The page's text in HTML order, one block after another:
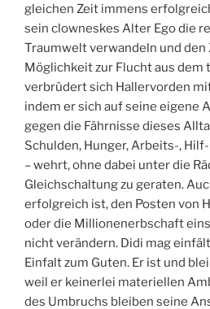
gleichen Zeit immens
sein clowneskes Alter Ego die
Traumwelt verwandeln und den
Möglichkeit zur Flucht aus
verbrüdert sich Hallervorden
indem er sich auf seine eigene
gegen die Fährnisse dieses
Schulden, Hunger, Arbeits-,
– wehrt, ohne dabei unter die
Gleichschaltung zu geraten.
erfolgreich ist, den Posten von
oder die Millionenerbschaft
nicht verändern. Didi mag
Einfalt zum Guten. Er ist und
weil er keinerlei materiellen
des Umbruchs bleiben seine